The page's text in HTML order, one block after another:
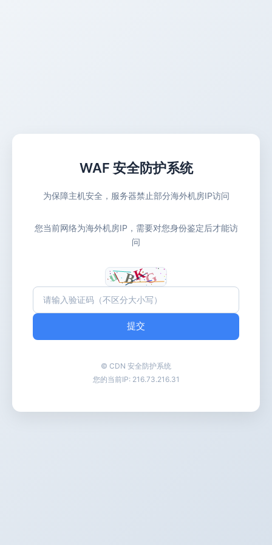
WAF 安全防护系统
为保障主机安全，服务器禁止部分海外机房IP访问
您当前网络为海外机房IP，需要对您身份鉴定后才能访
问
提交
© CDN 安全防护系统
您的当前IP: 216.73.216.31